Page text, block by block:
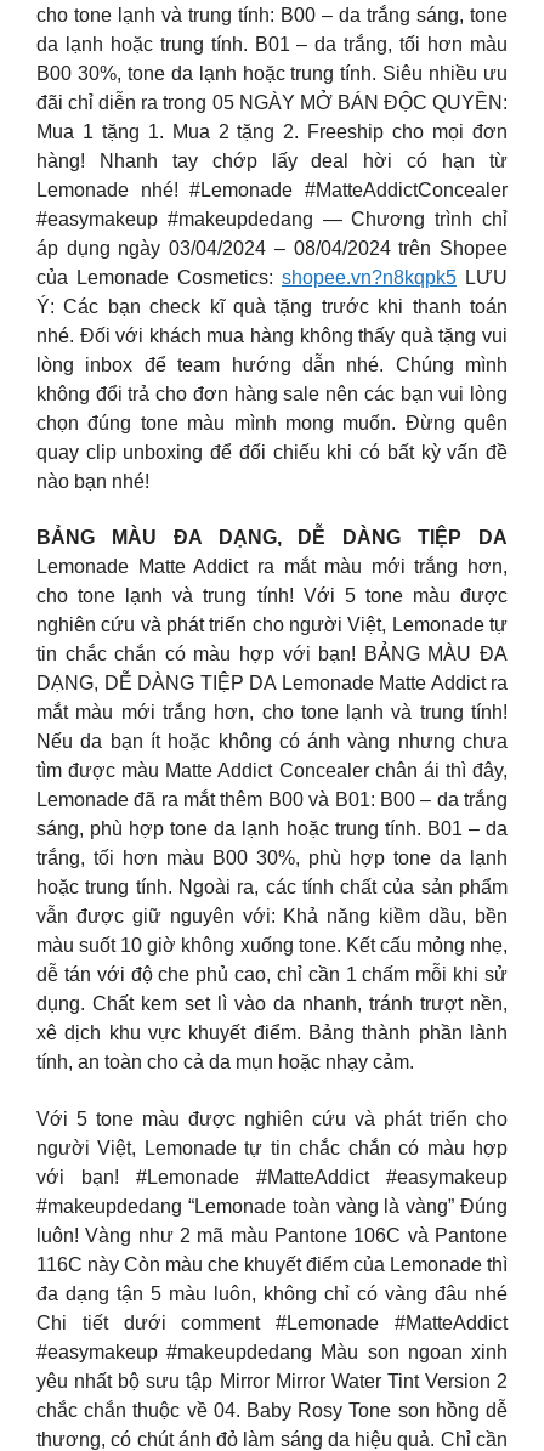
cho tone lạnh và trung tính: B00 – da trắng sáng, tone
da lạnh hoặc trung tính. B01 – da trắng, tối hơn màu
B00 30%, tone da lạnh hoặc trung tính. Siêu nhiều ưu
đãi chỉ diễn ra trong 05 NGÀY MỞ BÁN ĐỘC QUYỀN:
Mua 1 tặng 1. Mua 2 tặng 2. Freeship cho mọi đơn
hàng! Nhanh tay chớp lấy deal hời có hạn từ
Lemonade nhé! #Lemonade #MatteAddictConcealer
#easymakeup #makeupdedang — Chương trình chỉ
áp dụng ngày 03/04/2024 – 08/04/2024 trên Shopee
của Lemonade Cosmetics: shopee.vn?n8kqpk5 LƯU
Ý: Các bạn check kĩ quà tặng trước khi thanh toán
nhé. Đối với khách mua hàng không thấy quà tặng vui
lòng inbox để team hướng dẫn nhé. Chúng mình
không đổi trả cho đơn hàng sale nên các bạn vui lòng
chọn đúng tone màu mình mong muốn. Đừng quên
quay clip unboxing để đối chiếu khi có bất kỳ vấn đề
nào bạn nhé!
BẢNG MÀU ĐA DẠNG, DỄ DÀNG TIỆP DA
Lemonade Matte Addict ra mắt màu mới trắng hơn,
cho tone lạnh và trung tính! Với 5 tone màu được
nghiên cứu và phát triển cho người Việt, Lemonade tự
tin chắc chắn có màu hợp với bạn! BẢNG MÀU ĐA
DẠNG, DỄ DÀNG TIỆP DA Lemonade Matte Addict ra
mắt màu mới trắng hơn, cho tone lạnh và trung tính!
Nếu da bạn ít hoặc không có ánh vàng nhưng chưa
tìm được màu Matte Addict Concealer chân ái thì đây,
Lemonade đã ra mắt thêm B00 và B01: B00 – da trắng
sáng, phù hợp tone da lạnh hoặc trung tính. B01 – da
trắng, tối hơn màu B00 30%, phù hợp tone da lạnh
hoặc trung tính. Ngoài ra, các tính chất của sản phẩm
vẫn được giữ nguyên với: Khả năng kiềm dầu, bền
màu suốt 10 giờ không xuống tone. Kết cấu mỏng nhẹ,
dễ tán với độ che phủ cao, chỉ cần 1 chấm mỗi khi sử
dụng. Chất kem set lì vào da nhanh, tránh trượt nền,
xê dịch khu vực khuyết điểm. Bảng thành phần lành
tính, an toàn cho cả da mụn hoặc nhạy cảm.
Với 5 tone màu được nghiên cứu và phát triển cho
người Việt, Lemonade tự tin chắc chắn có màu hợp
với bạn! #Lemonade #MatteAddict #easymakeup
#makeupdedang “Lemonade toàn vàng là vàng” Đúng
luôn! Vàng như 2 mã màu Pantone 106C và Pantone
116C này Còn màu che khuyết điểm của Lemonade thì
đa dạng tận 5 màu luôn, không chỉ có vàng đâu nhé
Chi tiết dưới comment #Lemonade #MatteAddict
#easymakeup #makeupdedang Màu son ngoan xinh
yêu nhất bộ sưu tập Mirror Mirror Water Tint Version 2
chắc chắn thuộc về 04. Baby Rosy Tone son hồng dễ
thương, có chút ánh đỏ làm sáng da hiệu quả. Chỉ cần